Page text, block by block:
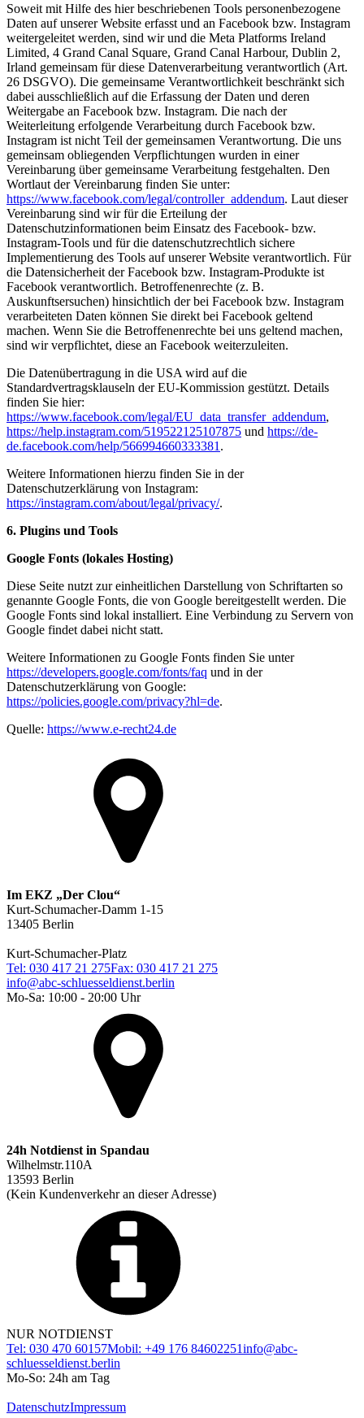
Soweit mit Hilfe des hier beschriebenen Tools personenbezogene
Daten auf unserer Website erfasst und an Facebook bzw. Instagram
weitergeleitet werden, sind wir und die Meta Platforms Ireland
Limited, 4 Grand Canal Square, Grand Canal Harbour, Dublin 2,
Irland gemeinsam für diese Datenverarbeitung verantwortlich (Art.
26 DSGVO). Die gemeinsame Verantwortlichkeit beschränkt sich
dabei ausschließlich auf die Erfassung der Daten und deren
Weitergabe an Facebook bzw. Instagram. Die nach der
Weiterleitung erfolgende Verarbeitung durch Facebook bzw.
Instagram ist nicht Teil der gemeinsamen Verantwortung. Die uns
gemeinsam obliegenden Verpflichtungen wurden in einer
Vereinbarung über gemeinsame Verarbeitung festgehalten. Den
Wortlaut der Vereinbarung finden Sie unter:
https://www.facebook.com/legal/controller_addendum. Laut dieser
Vereinbarung sind wir für die Erteilung der
Datenschutzinformationen beim Einsatz des Facebook- bzw.
Instagram-Tools und für die datenschutzrechtlich sichere
Implementierung des Tools auf unserer Website verantwortlich. Für
die Datensicherheit der Facebook bzw. Instagram-Produkte ist
Facebook verantwortlich. Betroffenenrechte (z. B.
Auskunftsersuchen) hinsichtlich der bei Facebook bzw. Instagram
verarbeiteten Daten können Sie direkt bei Facebook geltend
machen. Wenn Sie die Betroffenenrechte bei uns geltend machen,
sind wir verpflichtet, diese an Facebook weiterzuleiten.
Die Datenübertragung in die USA wird auf die
Standardvertragsklauseln der EU-Kommission gestützt. Details
finden Sie hier:
https://www.facebook.com/legal/EU_data_transfer_addendum,
https://help.instagram.com/519522125107875 und https://de-
de.facebook.com/help/566994660333381 .
Weitere Informationen hierzu finden Sie in der
Datenschutzerklärung von Instagram:
https://instagram.com/about/legal/privacy/.
6. Plugins und Tools
Google Fonts (lokales Hosting)
Diese Seite nutzt zur einheitlichen Darstellung von Schriftarten so
genannte Google Fonts, die von Google bereitgestellt werden. Die
Google Fonts sind lokal installiert. Eine Verbindung zu Servern von
Google findet dabei nicht statt.
Weitere Informationen zu Google Fonts finden Sie unter
https://developers.google.com/fonts/faq und in der
Datenschutzerklärung von Google:
https://policies.google.com/privacy?hl=de.
Quelle: https://www.e-recht24.de
Im EKZ „Der Clou“
Kurt-Schumacher-Damm 1-15
13405 Berlin
Kurt-Schumacher-Platz
Tel: 030 417 21 275Fax: 030 417 21 275
info@abc-schluesseldienst.berlin
Mo-Sa: 10:00 - 20:00 Uhr
24h Notdienst in Spandau
Wilhelmstr.110A
13593 Berlin
(Kein Kundenverkehr an dieser Adresse)
NUR NOTDIENST
Tel: 030 470 60157Mobil: +49 176 84602251info@abc-
schluesseldienst.berlin
Mo-So: 24h am Tag
DatenschutzImpressum